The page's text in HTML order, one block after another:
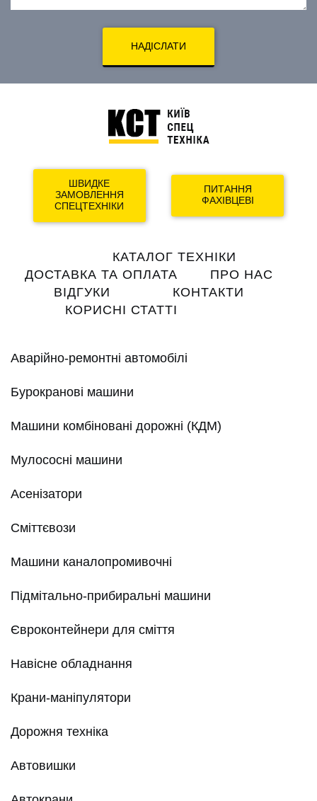
НАДІСЛАТИ
ШВИДКЕ
ЗАМОВЛЕННЯ
СПЕЦТЕХНІКИ
ПИТАННЯ
ФАХІВЦЕВІ
navigation
КАТАЛОГ ТЕХНІКИ
ДОСТАВКА ТА ОПЛАТА
ПРО НАС
ВІДГУКИ
КОНТАКТИ
КОРИСНІ СТАТТІ
Аварійно-ремонтні автомобілі
Бурокранові машини
Машини комбіновані дорожні (КДМ)
Мулососні машини
Асенізатори
Сміттєвози
Машини каналопромивочні
Підмітально-прибиральні машини
Євроконтейнери для сміття
Навісне обладнання
Крани-маніпулятори
Дорожня техніка
Автовишки